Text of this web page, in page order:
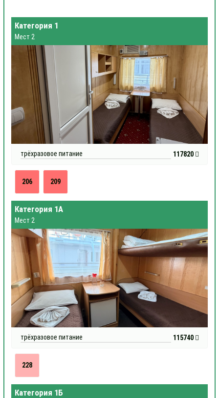
Категория 1
Мест 2
трёхразовое питание 117820
206 209
Категория 1А
Мест 2
трёхразовое питание 115740
228
Категория 1Б